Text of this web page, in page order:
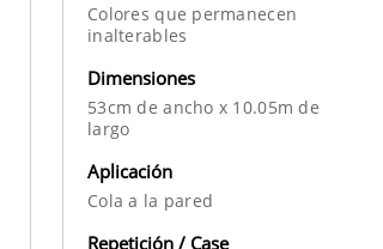
Colores que permanecen
inalterables
Dimensiones
53cm de ancho x 10.05m de
largo
Aplicación
Cola a la pared
Repetición / Case